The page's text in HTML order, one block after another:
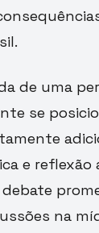
de uma
se
e reflexão
debate
na